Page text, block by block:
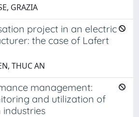
GRAZIA
project in an electric
the case of Lafert
THUC AN
management:
and utilization of